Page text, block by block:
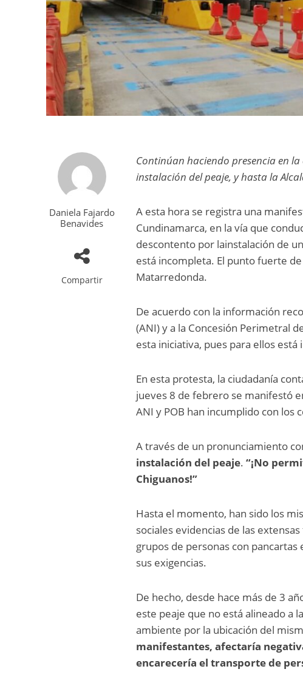
Daniela Fajardo
Benavides
Compartir
Continúan haciendo presencia en
instalación del peaje, y hasta la
A esta hora se registra una
Cundinamarca, en la vía que
descontento por lainstalación de
está incompleta. El punto fuerte
Matarredonda.
De acuerdo con la información
(ANI) y a la Concesión Perimetral
esta iniciativa, pues para ellos está
En esta protesta, la ciudadanía
jueves 8 de febrero se manifestó
ANI y POB han incumplido con los
A través de un pronunciamiento
instalación del peaje.“¡No
Chiguanos!”
Hasta el momento, han sido los
sociales evidencias de las
grupos de personas con
sus exigencias.
De hecho, desde hace más de 3
este peaje que no está alineado a
ambiente por la ubicación del
manifestantes, afectaría
encarecería el transporte de